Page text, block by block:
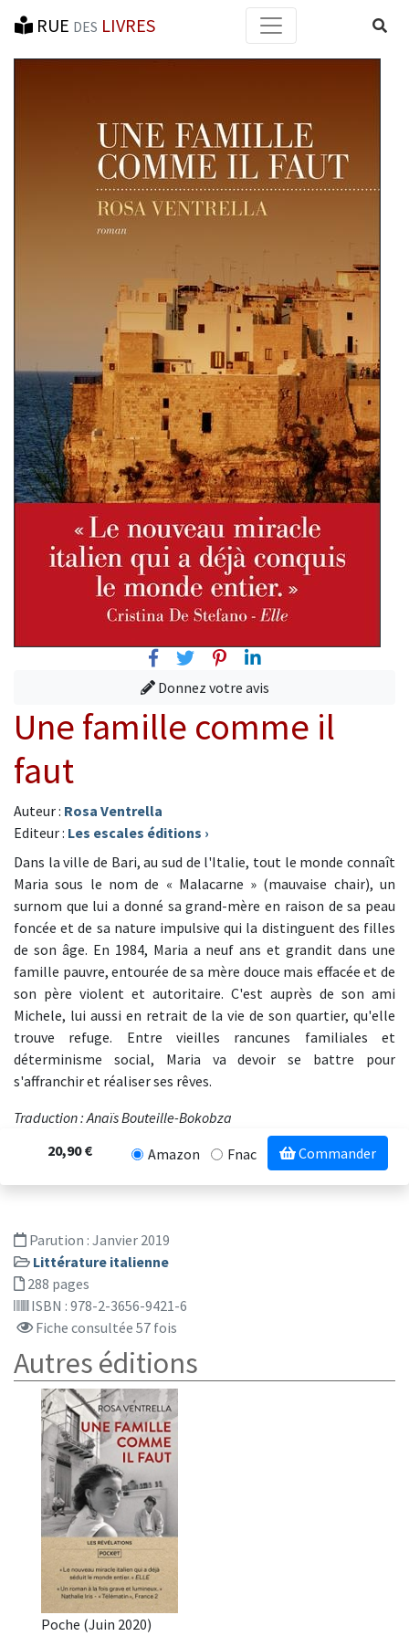
RUE DES LIVRES
FacebookTwitterPinterest
Linkedin
Donnez votre avis
Une famille comme il
faut
Auteur : Rosa Ventrella
Editeur : Les escales éditions ›
Dans la ville de Bari, au sud de l'Italie, tout le monde connaît
Maria sous le nom de « Malacarne » (mauvaise chair), un
surnom que lui a donné sa grand-mère en raison de sa peau
foncée et de sa nature impulsive qui la distinguent des filles
de son âge. En 1984, Maria a neuf ans et grandit dans une
famille pauvre, entourée de sa mère douce mais effacée et de
son père violent et autoritaire. C'est auprès de son ami
Michele, lui aussi en retrait de la vie de son quartier, qu'elle
trouve refuge. Entre vieilles rancunes familiales et
déterminisme social, Maria va devoir se battre pour
s'affranchir et réaliser ses rêves.
Traduction : Anaïs Bouteille-Bokobza
20,90 €
Amazon Fnac Commander
Parution : Janvier 2019
Littérature italienne
288 pages
ISBN : 978-2-3656-9421-6
Fiche consultée 57 fois
Autres éditions
Poche (Juin 2020)